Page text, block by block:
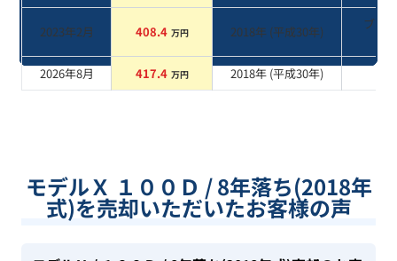
2023年2月 408.4 万円 2018年 (平成30年)
ブラ
2026年8月
417.4 万円 2018年 (平成30年)
モデルＸ １００Ｄ / 8年落ち(2018年
式)を売却いただいたお客様の声